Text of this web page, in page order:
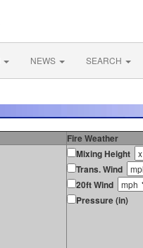
NEWS SEARCH
Fire Weather
Mixing Height
Trans. Wind
20ft Wind
Pressure (in)